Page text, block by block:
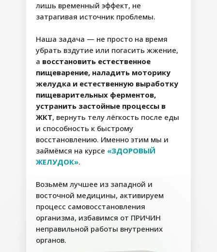
лишь временный эффект, не
затрагивая источник проблемы.
Наша задача — не просто на время
убрать вздутие или погасить жжение,
а восстановить естественное
пищеварение, наладить моторику
желудка и естественную выработку
пищеварительных ферментов,
устранить застойные процессы в
ЖКТ, вернуть телу лёгкость после еды
и способность к быстрому
восстановлению. Именно этим мы и
займёмся на курсе «ЗДОРОВЫЙ
ЖЕЛУДОК».
Возьмём лучшее из западной и
восточной медицины, активируем
процесс самовосстановления
организма, избавимся от ПРИЧИН
неправильной работы внутренних
органов.
БЕСКОМПРОМИССНОЕ РЕШЕНИЕ ДЛЯ
ТЕХ, КТО ВЫБИРАЕТ ЛУЧШЕЕ
результаты:
• Изжога не появляется
даже после острой или
жирной пищи
• Нарастающую
тошноту удаётся
действий
нормализации
работы желудка
ПАКЕТ
МАКСИМУМ НА
АВТОПИЛОТЕ»
Шаг 0*